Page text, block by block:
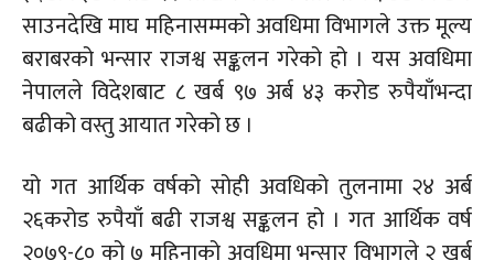
साउनदेखि माघ महिनासम्मको अवधिमा विभागले उक्त मूल्य
बराबरको भन्सार राजश्व सङ्कलन गरेको हो । यस अवधिमा
नेपालले विदेशबाट ८ खर्ब ९७ अर्ब ४३ करोड रुपैयाँभन्दा
बढीको वस्तु आयात गरेको छ ।
यो गत आर्थिक वर्षको सोही अवधिको तुलनामा २४ अर्ब
२६करोड रुपैयाँ बढी राजश्व सङ्कलन हो । गत आर्थिक वर्ष